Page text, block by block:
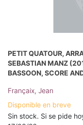
PETIT QUATOUR,
SEBASTIAN MANZ
BASSOON, SCORE
Françaix, Jean
Disponible en breve
Sin stock. Si se pide